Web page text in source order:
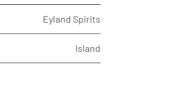
Eyland Spirits
Island